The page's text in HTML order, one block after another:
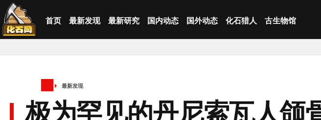
首页 最新发现 最新研究 国内动态 国外动态 化石猎人 古生物馆
最新发现
极为罕见的丹尼索瓦人颌